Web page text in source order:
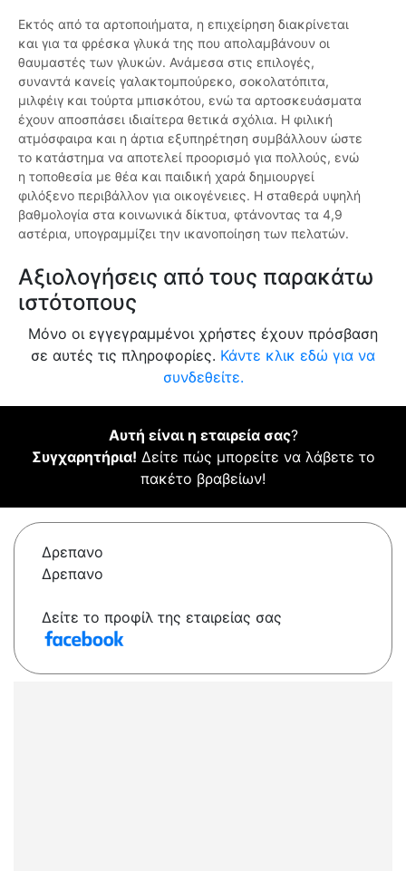
Εκτός από τα αρτοποιήματα, η επιχείρηση διακρίνεται
και για τα φρέσκα γλυκά της που απολαμβάνουν οι
θαυμαστές των γλυκών. Ανάμεσα στις επιλογές,
συναντά κανείς γαλακτομπούρεκο, σοκολατόπιτα,
μιλφέιγ και τούρτα μπισκότου, ενώ τα αρτοσκευάσματα
έχουν αποσπάσει ιδιαίτερα θετικά σχόλια. Η φιλική
ατμόσφαιρα και η άρτια εξυπηρέτηση συμβάλλουν ώστε
το κατάστημα να αποτελεί προορισμό για πολλούς, ενώ
η τοποθεσία με θέα και παιδική χαρά δημιουργεί
φιλόξενο περιβάλλον για οικογένειες. Η σταθερά υψηλή
βαθμολογία στα κοινωνικά δίκτυα, φτάνοντας τα 4,9
αστέρια, υπογραμμίζει την ικανοποίηση των πελατών.
Αξιολογήσεις από τους παρακάτω
ιστότοπους
Μόνο οι εγγεγραμμένοι χρήστες έχουν πρόσβαση
σε αυτές τις πληροφορίες. Κάντε κλικ εδώ για να
συνδεθείτε.
Αυτή είναι η εταιρεία σας?
Συγχαρητήρια! Δείτε πώς μπορείτε να λάβετε το
πακέτο βραβείων!
Δρεπανο
Δρεπανο
Δείτε το προφίλ της εταιρείας σας